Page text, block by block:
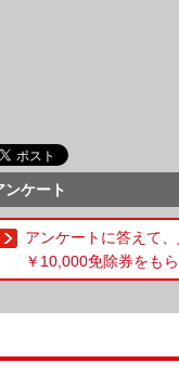
ンケート
アンケートに答えて
￥10,000免除券をもら